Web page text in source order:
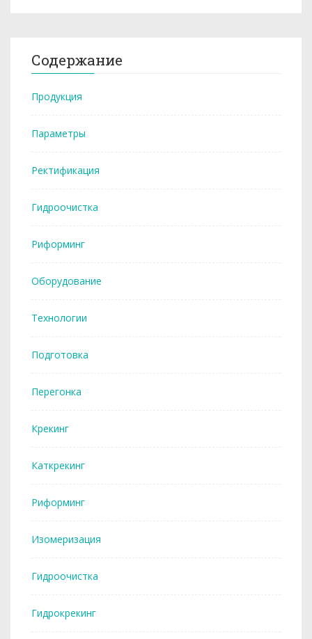
Содержание
Продукция
Параметры
Ректификация
Гидроочистка
Риформинг
Оборудование
Технологии
Подготовка
Перегонка
Крекинг
Каткрекинг
Риформинг
Изомеризация
Гидроочистка
Гидрокрекинг